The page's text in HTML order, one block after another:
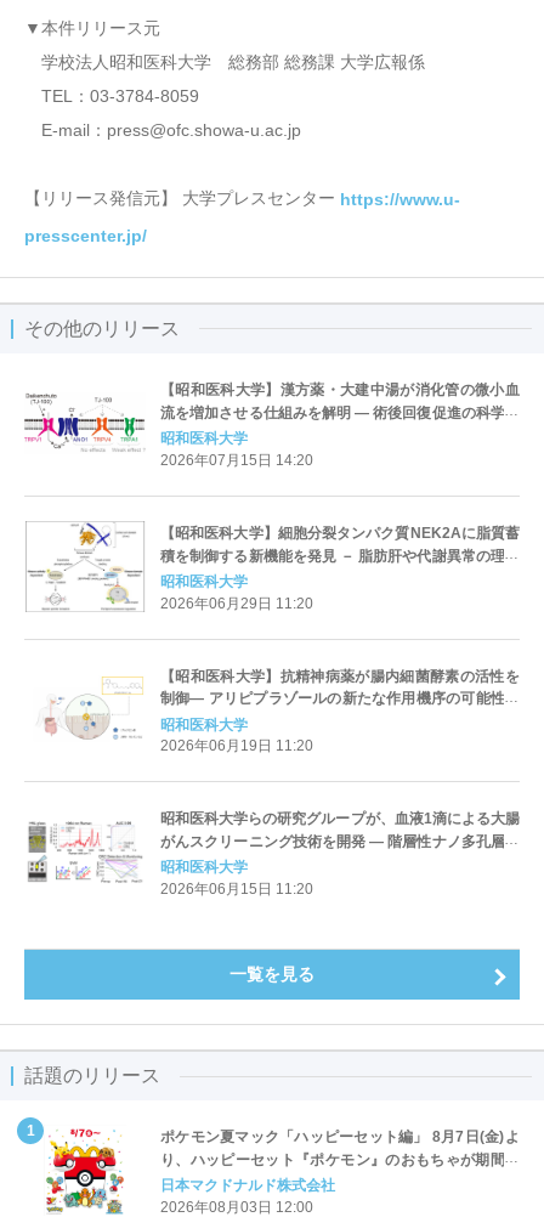
▼本件リリース元
学校法人昭和医科大学 総務部 総務課 大学広報係
TEL：03-3784-8059
E-mail：press@ofc.showa-u.ac.jp
【リリース発信元】 大学プレスセンター https://www.u-
presscenter.jp/
その他のリリース
【昭和医科大学】漢方薬・大建中湯が消化管の微小血
流を増加させる仕組みを解明 ― 術後回復促進の科学的
根拠に ―
昭和医科大学
2026年07月15日 14:20
【昭和医科大学】細胞分裂タンパク質NEK2Aに脂質蓄
積を制御する新機能を発見 － 脂肪肝や代謝異常の理解
につながる研究成果 －
昭和医科大学
2026年06月29日 11:20
【昭和医科大学】抗精神病薬が腸内細菌酵素の活性を
制御― アリピプラゾールの新たな作用機序の可能性を
示唆 ―
昭和医科大学
2026年06月19日 11:20
昭和医科大学らの研究グループが、血液1滴による大腸
がんスクリーニング技術を開発 ― 階層性ナノ多孔層ガ
ラスと近赤外ラマン分光法を応用 ―
昭和医科大学
2026年06月15日 11:20
一覧を見る
話題のリリース
ポケモン夏マック「ハッピーセット編」 8月7日(金)よ
り、ハッピーセット『ポケモン』のおもちゃが期間限
定登場
日本マクドナルド株式会社
2026年08月03日 12:00